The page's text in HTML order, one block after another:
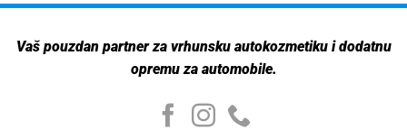
Vaš pouzdan partner za vrhunsku autokozmetiku i dodatnu
opremu za automobile.